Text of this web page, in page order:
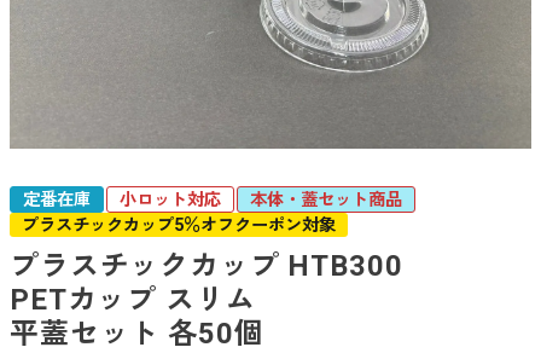
定番在庫 小ロット対応
本体・蓋セット商品
プラスチックカップ5％オフクーポン対象
プラスチックカップ HTB300
PETカップ スリム
平蓋セット 各50個